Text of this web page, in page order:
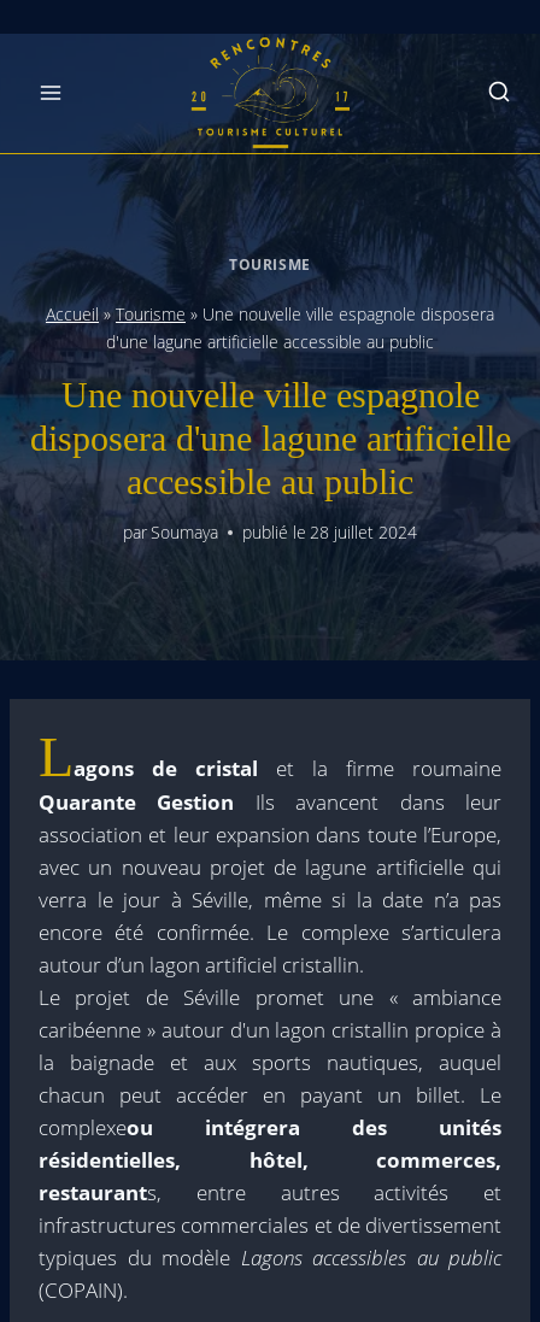
TOURISME
Accueil » Tourisme » Une nouvelle ville espagnole disposera
d'une lagune artificielle accessible au public
Une nouvelle ville espagnole
disposera d'une lagune artificielle
accessible au public
parSoumaya publié le 28 juillet 2024
Lagons de cristal et la firme roumaine
Quarante Gestion Ils avancent dans leur
association et leur expansion dans toute l’Europe,
avec un nouveau projet de lagune artificielle qui
verra le jour à Séville, même si la date n’a pas
encore été confirmée. Le complexe s’articulera
autour d’un lagon artificiel cristallin.
Le projet de Séville promet une « ambiance
caribéenne » autour d'un lagon cristallin propice à
la baignade et aux sports nautiques, auquel
chacun peut accéder en payant un billet. Le
complexeou intégrera des unités
résidentielles, hôtel, commerces,
restaurants, entre autres activités et
infrastructures commerciales et de divertissement
typiques du modèle Lagons accessibles au public
(COPAIN).